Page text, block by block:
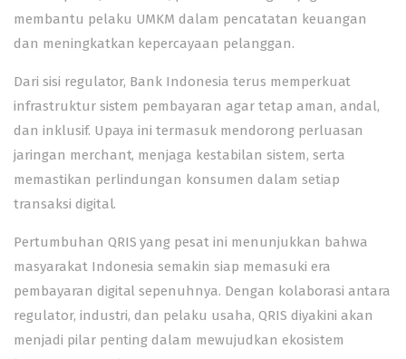
membantu pelaku UMKM dalam pencatatan keuangan
dan meningkatkan kepercayaan pelanggan.
Dari sisi regulator, Bank Indonesia terus memperkuat
infrastruktur sistem pembayaran agar tetap aman, andal,
dan inklusif. Upaya ini termasuk mendorong perluasan
jaringan merchant, menjaga kestabilan sistem, serta
memastikan perlindungan konsumen dalam setiap
transaksi digital.
Pertumbuhan QRIS yang pesat ini menunjukkan bahwa
masyarakat Indonesia semakin siap memasuki era
pembayaran digital sepenuhnya. Dengan kolaborasi antara
regulator, industri, dan pelaku usaha, QRIS diyakini akan
menjadi pilar penting dalam mewujudkan ekosistem